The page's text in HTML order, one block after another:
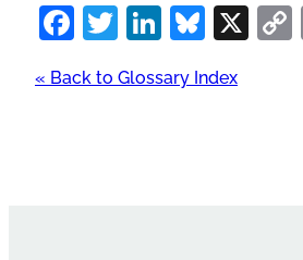
Facebook
Twitter
LinkedIn
X
« Back to Glossary Index